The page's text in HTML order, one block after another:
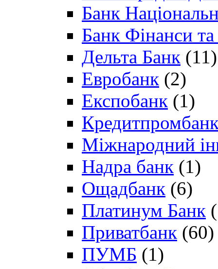
Банк
Банк Фінанси
Дельта Банк (11)
Евробанк (2)
Експобанк (1)
Міжнародний
Надра банк (1)
Ощадбанк (6)
Платинум Банк
Приватбанк (60)
ПУМБ (1)